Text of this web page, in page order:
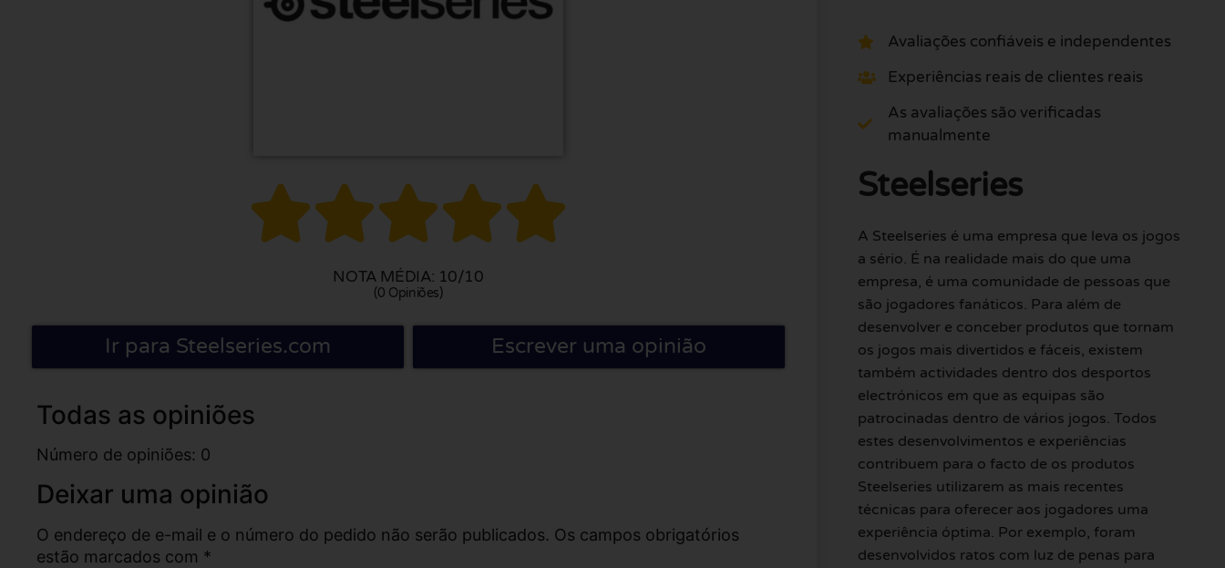

NOTA MÉDIA: 10/10
(0 Opiniões)
Ir para Steelseries.com Escrever uma opinião
Todas as opiniões
Número de opiniões: 0
Deixar uma opinião
O endereço de e-mail e o número do pedido não serão publicados. Os campos obrigatórios
estão marcados com *
Avaliações confiáveis e independentes
Experiências reais de clientes reais
As avaliações são verificadas
manualmente
Steelseries
A Steelseries é uma empresa que leva os jogos
a sério. É na realidade mais do que uma
empresa, é uma comunidade de pessoas que
são jogadores fanáticos. Para além de
desenvolver e conceber produtos que tornam
os jogos mais divertidos e fáceis, existem
também actividades dentro dos desportos
electrónicos em que as equipas são
patrocinadas dentro de vários jogos. Todos
estes desenvolvimentos e experiências
contribuem para o facto de os produtos
Steelseries utilizarem as mais recentes
técnicas para oferecer aos jogadores uma
experiência óptima. Por exemplo, foram
desenvolvidos ratos com luz de penas para